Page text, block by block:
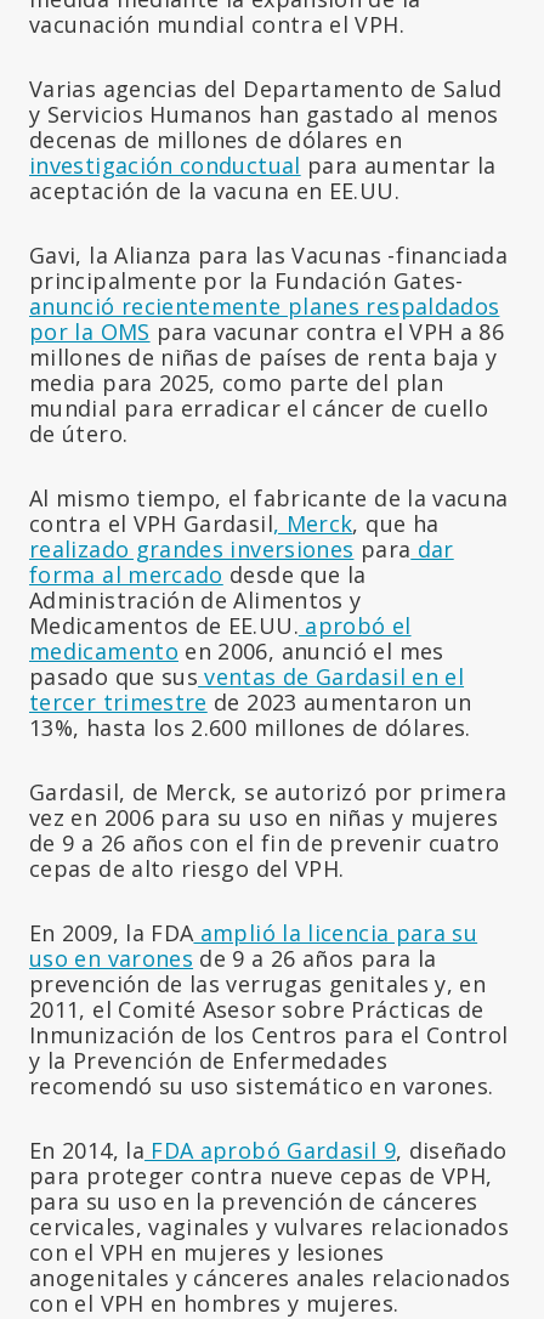
vacunación mundial contra el VPH.
Varias agencias del Departamento de Salud
y Servicios Humanos han gastado al menos
decenas de millones de dólares en
investigación conductual para aumentar la
aceptación de la vacuna en EE.UU.
Gavi, la Alianza para las Vacunas -financiada
principalmente por la Fundación Gates-
anunció recientemente planes respaldados
por la OMS para vacunar contra el VPH a 86
millones de niñas de países de renta baja y
media para 2025, como parte del plan
mundial para erradicar el cáncer de cuello
de útero.
Al mismo tiempo, el fabricante de la vacuna
contra el VPH Gardasil, Merck, que ha
realizado grandes inversiones para dar
forma al mercado desde que la
Administración de Alimentos y
Medicamentos de EE.UU. aprobó el
medicamento en 2006, anunció el mes
pasado que sus ventas de Gardasil en el
tercer trimestre de 2023 aumentaron un
13%, hasta los 2.600 millones de dólares.
Gardasil, de Merck, se autorizó por primera
vez en 2006 para su uso en niñas y mujeres
de 9 a 26 años con el fin de prevenir cuatro
cepas de alto riesgo del VPH.
En 2009, la FDA amplió la licencia para su
uso en varones de 9 a 26 años para la
prevención de las verrugas genitales y, en
2011, el Comité Asesor sobre Prácticas de
Inmunización de los Centros para el Control
y la Prevención de Enfermedades
recomendó su uso sistemático en varones.
En 2014, la FDA aprobó Gardasil 9, diseñado
para proteger contra nueve cepas de VPH,
para su uso en la prevención de cánceres
cervicales, vaginales y vulvares relacionados
con el VPH en mujeres y lesiones
anogenitales y cánceres anales relacionados
con el VPH en hombres y mujeres.